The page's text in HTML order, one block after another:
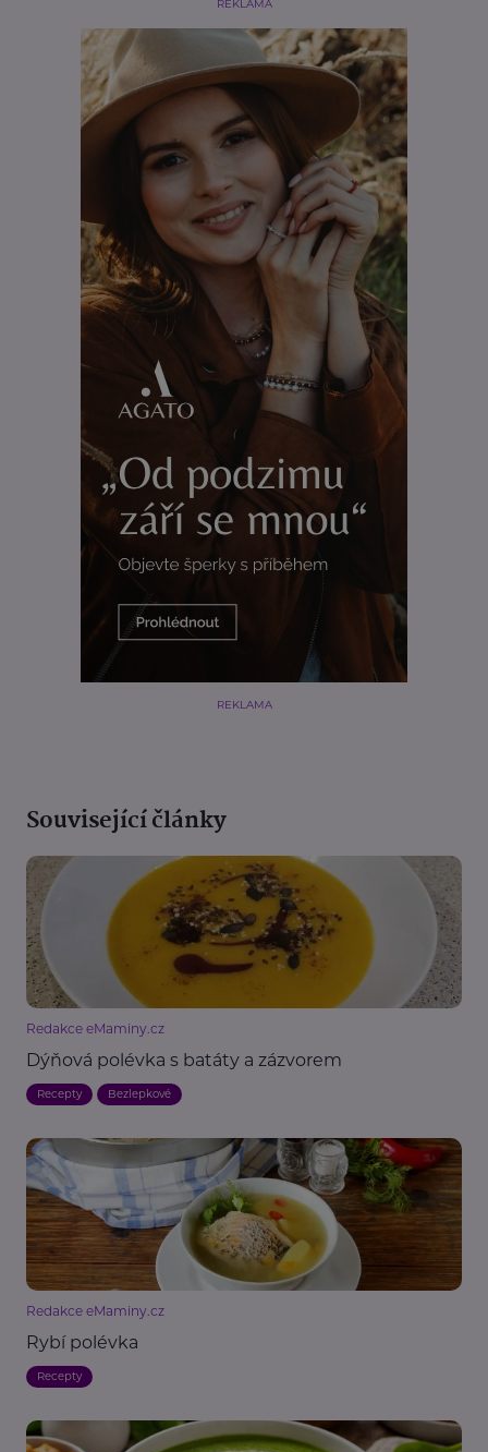
REKLAMA
REKLAMA
Související články
Redakce eMaminy.cz
Dýňová polévka s batáty a zázvorem
Recepty Bezlepkové
Redakce eMaminy.cz
Rybí polévka
Recepty